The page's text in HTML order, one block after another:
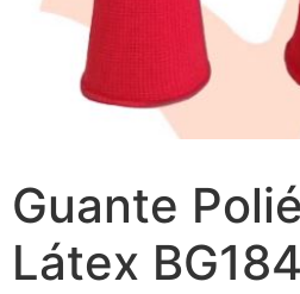
Guante
Látex BG184